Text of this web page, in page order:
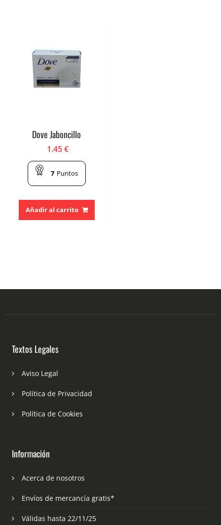
Dove Jaboncillo
1.45€
7 Puntos
Añadir al carrito
Textos Legales
Aviso Legal
Política de Privacidad
Política de Cookies
Información
Acerca de nosotros
Envíos de mercancía gratis*
Válidas hasta 22/11/25